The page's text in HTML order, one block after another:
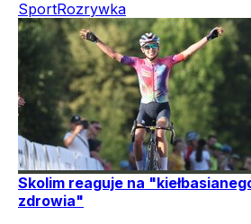
Katarzyna Niewiadoma wygrała
France. Polka liderką wyścigu